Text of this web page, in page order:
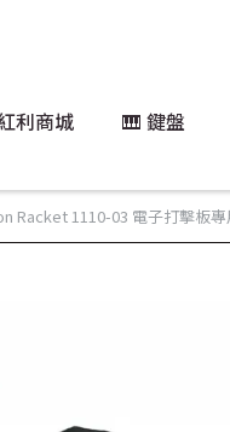
利商城 🎹 鍵盤
Racket 1110-03 電子打擊板專